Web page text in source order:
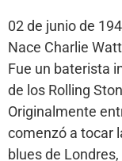
02 de junio de
Nace Charlie
Fue un baterista
de los Rolling
Originalmente
comenzó a tocar
blues de